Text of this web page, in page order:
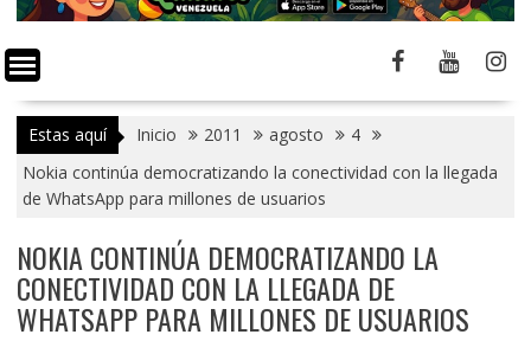
Estas aquí Inicio 2011 agosto
4
Nokia continúa democratizando la conectividad con la llegada
de WhatsApp para millones de usuarios
NOKIA CONTINÚA DEMOCRATIZANDO LA
CONECTIVIDAD CON LA LLEGADA DE
WHATSAPP PARA MILLONES DE USUARIOS